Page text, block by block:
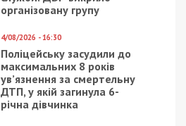
організовану групу
4/08/2026 - 16:30
Поліцейську засудили до
максимальних 8 років
ув’язнення за смертельну
ДТП, у якій загинула 6-
річна дівчинка